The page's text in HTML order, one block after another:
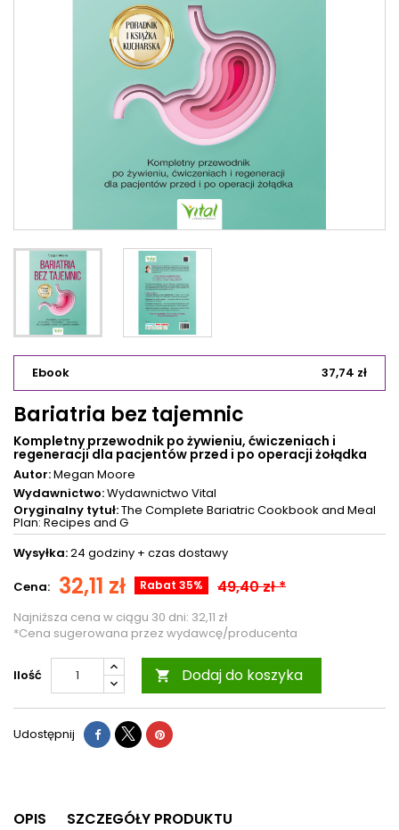
Ebook 37,74 zł
Bariatria bez tajemnic
Kompletny przewodnik po żywieniu, ćwiczeniach i
regeneracji dla pacjentów przed i po operacji żołądka
Autor:Megan Moore
Wydawnictwo:Wydawnictwo Vital
Oryginalny tytuł:The Complete Bariatric Cookbook and Meal
Plan: Recipes and G
Wysyłka:24 godziny + czas dostawy
Cena: 32,11 zł Rabat 35% 49,40 zł *
Najniższa cena w ciągu 30 dni: 32,11 zł
*Cena sugerowana przez wydawcę/producenta
Ilość  Dodaj do koszyka
Udostępnij
OPIS
SZCZEGÓŁY PRODUKTU